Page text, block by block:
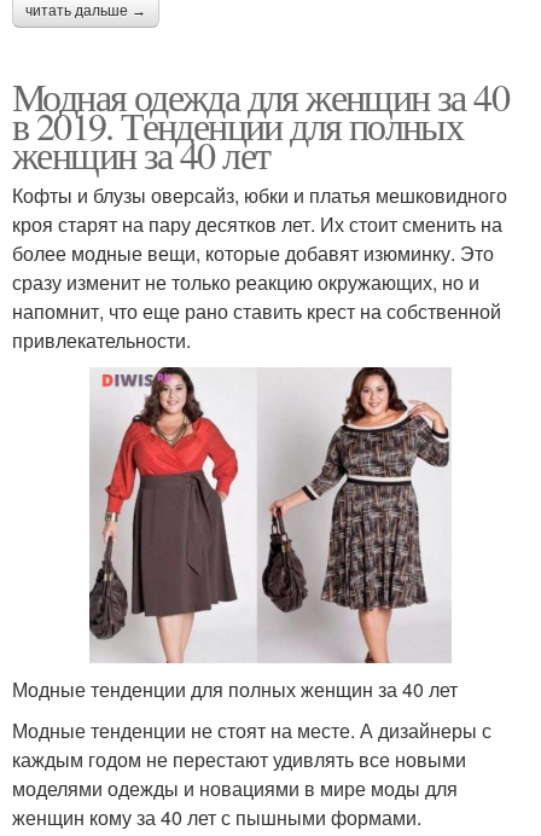
читать дальше →
Модная одежда для женщин за 40
в 2019. Тенденции для полных
женщин за 40 лет
Кофты и блузы оверсайз, юбки и платья мешковидного
кроя старят на пару десятков лет. Их стоит сменить на
более модные вещи, которые добавят изюминку. Это
сразу изменит не только реакцию окружающих, но и
напомнит, что еще рано ставить крест на собственной
привлекательности.
Модные тенденции для полных женщин за 40 лет
Модные тенденции не стоят на месте. А дизайнеры с
каждым годом не перестают удивлять все новыми
моделями одежды и новациями в мире моды для
женщин кому за 40 лет с пышными формами.